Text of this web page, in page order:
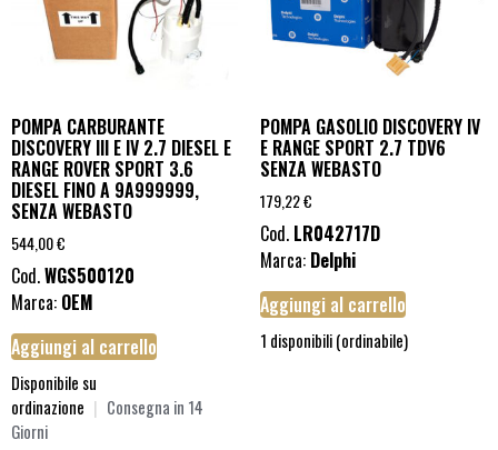
POMPA CARBURANTE
DISCOVERY III E IV 2.7 DIESEL E
RANGE ROVER SPORT 3.6
DIESEL FINO A 9A999999,
SENZA WEBASTO
544,00€
Cod.WGS500120
Marca: OEM
Aggiungi al carrello
Disponibile su
ordinazione | Consegna in 14
Giorni
POMPA GASOLIO DISCOVERY IV
E RANGE SPORT 2.7 TDV6
SENZA WEBASTO
179,22€
Cod. LR042717D
Marca: Delphi
Aggiungi al carrello
1 disponibili (ordinabile)